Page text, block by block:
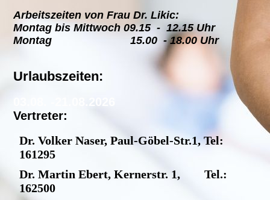
Arbeitszeiten von Frau Dr. Likic:
Montag bis Mittwoch 09.15 - 12.15 Uhr
Montag 15.00 - 18.00 Uhr
Urlaubszeiten:
Vertreter:
Dr. Volker Naser, Paul-Göbel-Str.1, Tel:
161295
Dr. Martin Ebert, Kernerstr. 1,Tel.:
162500